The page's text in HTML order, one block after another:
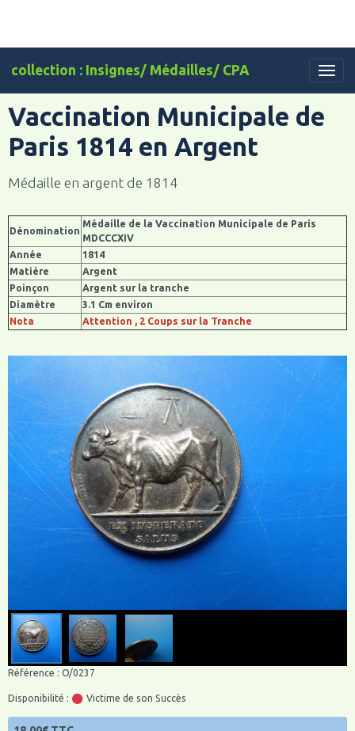
collection : Insignes/ Médailles/ CPA
Vaccination Municipale de
Paris 1814 en Argent
Médaille en argent de 1814
Dénomination
Médaille de la Vaccination Municipale de Paris
MDCCCXIV
Année
1814
Matière
Argent
Poinçon
Argent sur la tranche
Diamètre
3.1 Cm environ
Nota
Attention , 2 Coups sur la Tranche
Référence : O/0237
Disponibilité : Victime de son Succès